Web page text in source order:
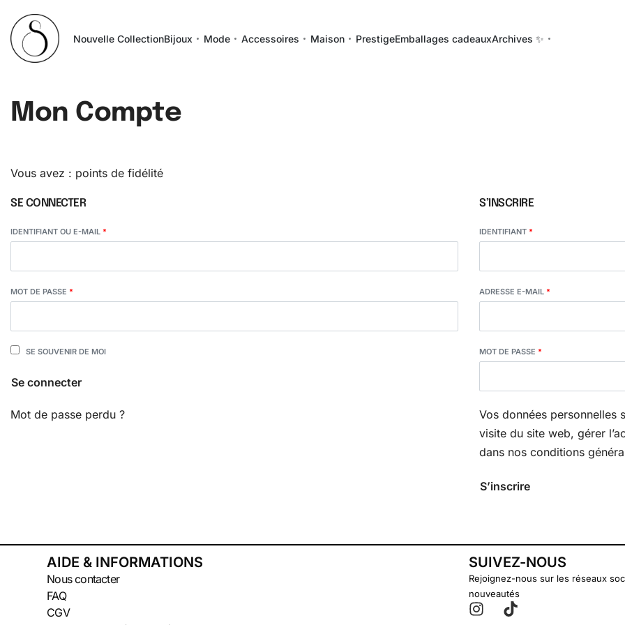
Nouvelle CollectionBijoux Mode Accessoires Maison PrestigeEmballages cadeauxArchives ✨
Mon Compte
Vous avez : points de fidélité
SE CONNECTER
IDENTIFIANT OU E-MAIL *
MOT DE PASSE *
SE SOUVENIR DE MOI
Se connecter
Mot de passe perdu ?
S’INSCRIRE
IDENTIFIANT *
ADRESSE E-MAIL *
MOT DE PASSE *
Vos données personnelles
visite du site web, gérer
dans nos conditions
S’inscrire
AIDE & INFORMATIONS
Nous contacter
FAQ
CGV
SUIVEZ-NOUS
Rejoignez-nous sur les réseaux
nouveautés